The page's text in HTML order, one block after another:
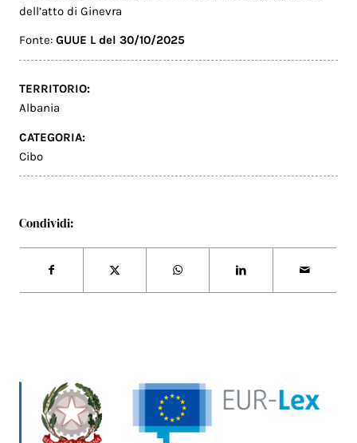
dell’atto di Ginevra
Fonte:GUUE L del 30/10/2025
TERRITORIO:
Albania
CATEGORIA:
Cibo
Condividi: